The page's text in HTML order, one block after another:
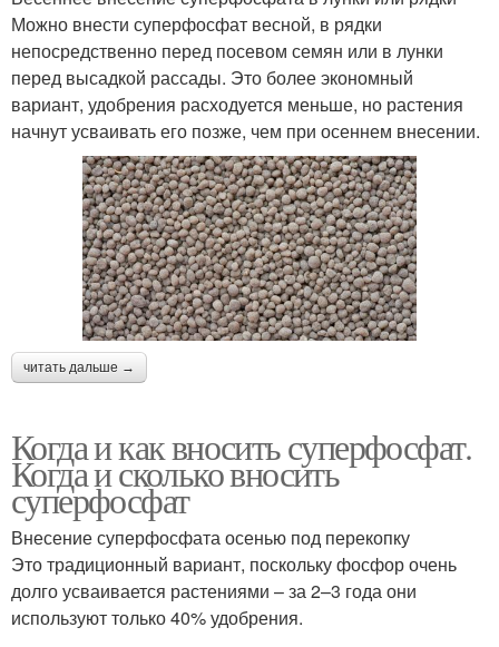
Гранулированный
суперфосфат
Суперфосфат для
перца
Натуральные
подкормки
Минеральные
подкормки
Можно внести суперфосфат весной, в рядки
непосредственно перед посевом семян или в лунки
перед высадкой рассады. Это более экономный
вариант, удобрения расходуется меньше, но растения
начнут усваивать его позже, чем при осеннем внесении.
читать дальше →
Когда и как вносить суперфосфат.
Когда и сколько вносить
суперфосфат
Внесение суперфосфата осенью под перекопку
Это традиционный вариант, поскольку фосфор очень
долго усваивается растениями – за 2–3 года они
используют только 40% удобрения.